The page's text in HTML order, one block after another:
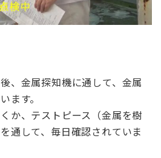
、金属探知機に通して、金属
ます。
か、テストピース（金属を樹
通して、毎日確認されていま